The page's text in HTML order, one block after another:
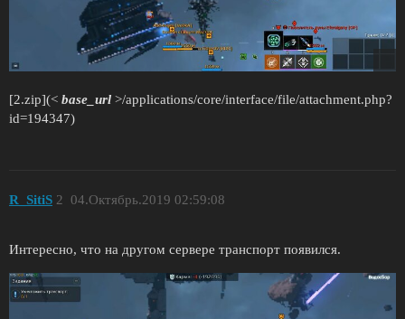
[2.zip](< base_url >/applications/core/interface/file/attachment.php?
id=194347)
R_SitiS 04.Октябрь.2019 02:59:08
2
Интересно, что на другом сервере транспорт появился.